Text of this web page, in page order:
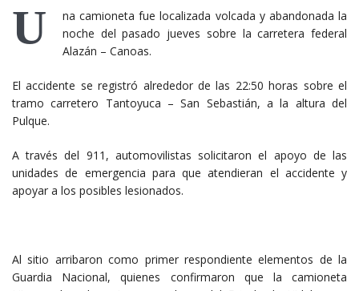
U
na camioneta fue localizada volcada y abandonada la
noche del pasado jueves sobre la carretera federal
Alazán – Canoas.
El accidente se registró alrededor de las 22:50 horas sobre el
tramo carretero Tantoyuca – San Sebastián, a la altura del
Pulque.
A través del 911, automovilistas solicitaron el apoyo de las
unidades de emergencia para que atendieran el accidente y
apoyar a los posibles lesionados.
Al sitio arribaron como primer respondiente elementos de la
Guardia Nacional, quienes confirmaron que la camioneta